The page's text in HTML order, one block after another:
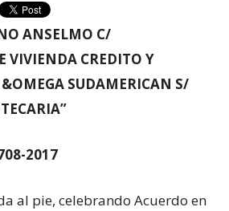
ANSELMO C/
VIVIENDA CREDITO Y
SUDAMERICAN S/
”
2017
al pie, celebrando Acuerdo en